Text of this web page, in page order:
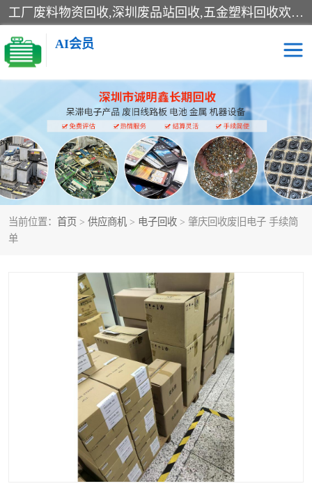
工厂废料物资回收,深圳废品站回收,五金塑料回收欢迎有金属、塑料、电子、电线、废旧设备、废铜、锡渣、线路板、镀银废料、废IC、电子零件、电子脚，等其他废旧物资的单位及个人联系洽谈。对提供息者我们可以提供优厚的业务提成（佣金）。
AI会员
当前位置： 首页 > 供应商机 > 电子回收 > 肇庆回收废旧电子 手续简
单
线路板回收 电子回收
电子产品回收 电池回收
金属回收 机器设备回收